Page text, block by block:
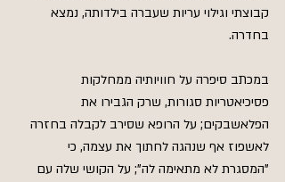
קבוצתי וגילוי עריות שעברה בילדותה, נמצא
בחדרה.
במכתב סיפרה על חוויותיה ממחלקות
פסיכיאטריות סגורות, שרק הגבירו את
הפלאשבקים; על הרופא שסירב לקבלה בחזרה
לאשפוז אף שנהגה לחתוך את עצמה, כי
"המסגרת לא מתאימה לה"; על הקושי שלה עם